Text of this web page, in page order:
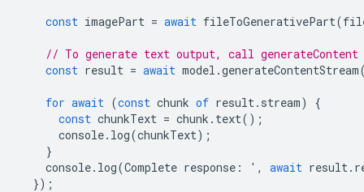
const imagePart = await fileToGenerativePart(
// To generate text output, call
const result = await model .generateContentStream
for await (const chunk of result. stream)
{
const chunkText = chunk . text();
console. log(chunkText);
}
console. log(Complete response : ' , await result.
});